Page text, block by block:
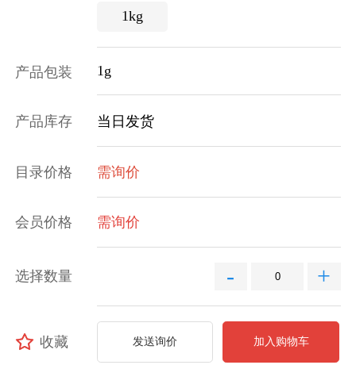
1kg
产品包装 1g
产品库存 当日发货
目录价格 需询价
会员价格 需询价
选择数量 - +
收藏 发送询价 加入购物车